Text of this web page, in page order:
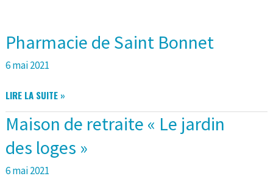
Pharmacie de Saint Bonnet
6 mai 2021
PHARMACIE
SAINT
BONNET
LIRE LA SUITE »
Maison de retraite « Le jardin
des loges »
6 mai 2021